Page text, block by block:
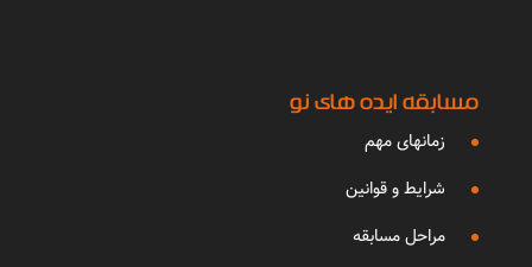
مسابقه ایده های نو
زمانهای مهم
شرایط و قوانین
مراحل مسابقه